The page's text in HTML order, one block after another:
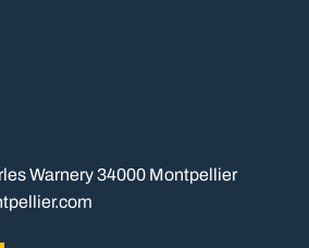
Warnery 34000 Montpellier